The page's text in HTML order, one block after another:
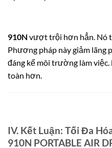
910N vượt trội hơn hẳn. Nó
Phương pháp này giảm lãng
đáng kể môi trường làm việc.
toàn hơn.
IV. Kết Luận: Tối Đa
910N PORTABLE AIR